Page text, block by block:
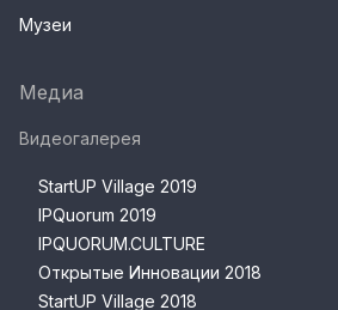
Музеи
Медиа
Видеогалерея
StartUP Village 2019
IPQuorum 2019
IPQUORUM.CULTURE
Открытые Инновации 2018
StartUP Village 2018